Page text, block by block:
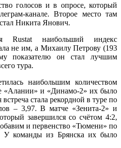
голосов и в опросе, который
канале. Второе место там
Никита Янович.
Rustat наибольший индекс
не им, а Михаилу Петрову (193
показателю он стал лучшим
тура.
наибольшим количеством
«Алании» и «Динамо-2» их было
стала рекордной в туре по
– 3,97. В матче «Зенита-2» и
завершился со счётом 4:2,
и первенство «Тюмени» по
У команды из Брянска их было